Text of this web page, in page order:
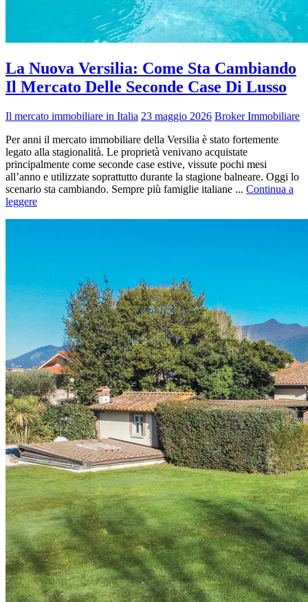
La Nuova Versilia: Come Sta Cambiando
Il Mercato Delle Seconde Case Di Lusso
Il mercato immobiliare in Italia 23 maggio 2026 Broker Immobiliare
Per anni il mercato immobiliare della Versilia è stato fortemente
legato alla stagionalità. Le proprietà venivano acquistate
principalmente come seconde case estive, vissute pochi mesi
all’anno e utilizzate soprattutto durante la stagione balneare. Oggi lo
scenario sta cambiando. Sempre più famiglie italiane ... Continua a
leggere